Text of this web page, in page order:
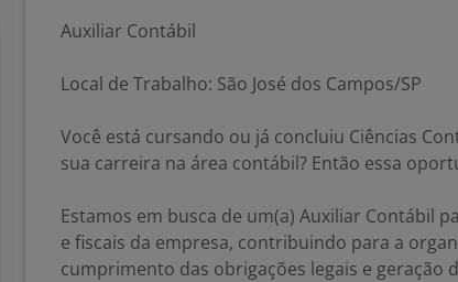
Auxiliar Contábil
Local de Trabalho: São José dos Campos/SP
Você está cursando ou já concluiu Ciências
sua carreira na área contábil? Então essa
Estamos em busca de um(a) Auxiliar Contábil
e fiscais da empresa, contribuindo para a
cumprimento das obrigações legais e geração